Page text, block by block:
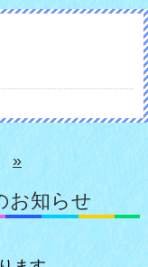
»
お知らせ